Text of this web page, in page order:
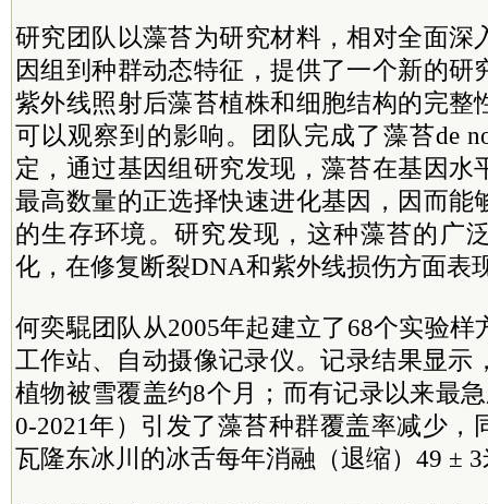
研究团队以藻苔为研究材料，相对全面深
因组到种群动态特征，提供了一个新的研
紫外线照射后藻苔植株和细胞结构的完整
可以观察到的影响。团队完成了藻苔de
定，通过基因组研究发现，藻苔在基因水
最高数量的正选择快速进化基因，因而能
的生存环境。研究发现，这种藻苔的广
化，在修复断裂DNA和紫外线损伤方面表
何奕騉团队从2005年起建立了68个实验样
工作站、自动摄像记录仪。记录结果显示
植物被雪覆盖约8个月；而有记录以来最
0-2021年）引发了藻苔种群覆盖率减少，
瓦隆东冰川的冰舌每年消融（退缩）49 ±